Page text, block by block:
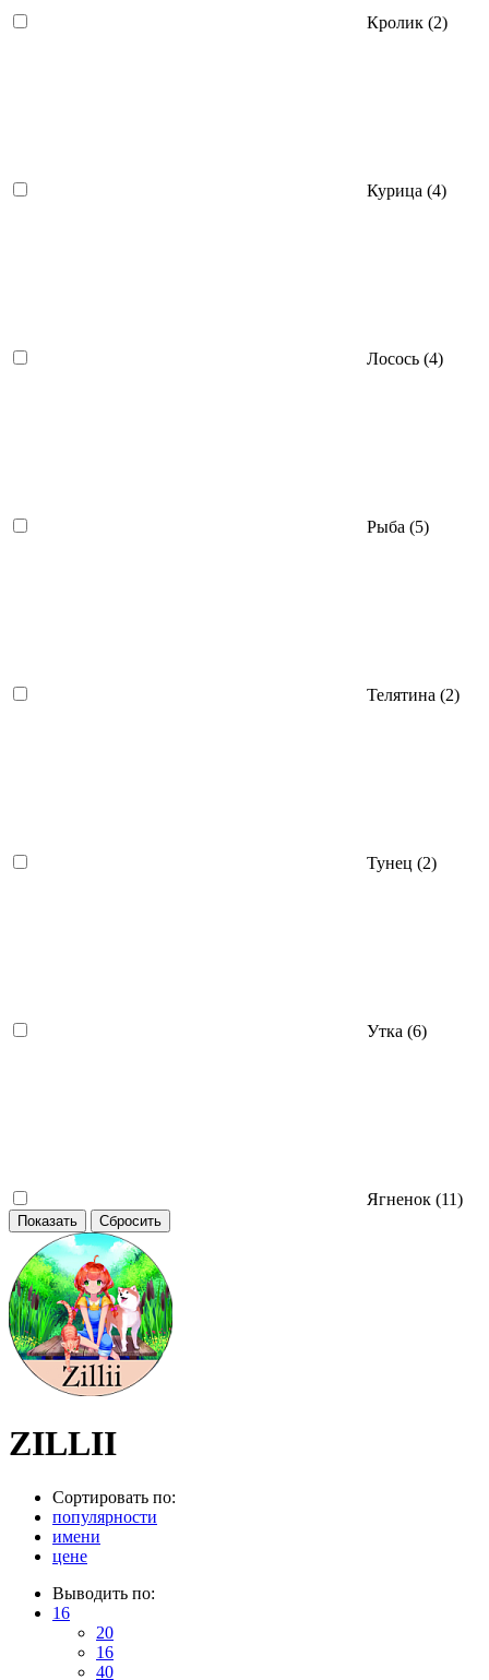
Кролик (2)
Курица (4)
Лосось (4)
Рыба (5)
Телятина (2)
Тунец (2)
Утка (6)
Ягненок (11)
ZILLII
Сортировать по:
популярности
имени
цене
Выводить по:
16
20
16
40